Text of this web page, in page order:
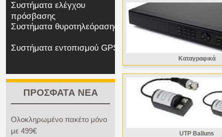
Συστήματα ελέγχου
πρόσβασης
Συστήματα θυροτηλεόρασης
Συστήματα εντοπισμού GPS
ΠΡΟΣΦΑΤΑ ΝΕΑ
Ολοκληρωμένο πακέτο μόνο
με 499€
Καταγραφικά
UTP Balluns